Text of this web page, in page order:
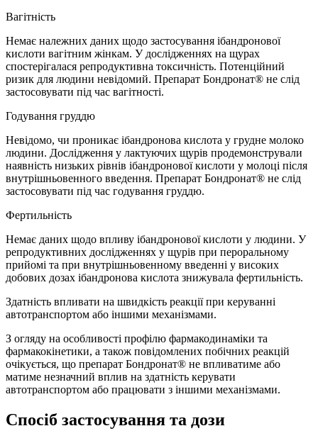
Вагітність
Немає належних даних щодо застосування ібандронової
кислоти вагітним жінкам. У дослідженнях на щурах
спостерігалася репродуктивна токсичність. Потенційний
ризик для людини невідомий. Препарат Бондронат® не слід
застосовувати під час вагітності.
Годування груддю
Невідомо, чи проникає ібандронова кислота у грудне молоко
людини. Дослідження у лактуючих щурів продемонстрували
наявність низьких рівнів ібандронової кислоти у молоці після
внутрішньовенного введення. Препарат Бондронат® не слід
застосовувати під час годування груддю.
Фертильність
Немає даних щодо впливу ібандронової кислоти у людини. У
репродуктивних дослідженнях у щурів при пероральному
прийомі та при внутрішньовенному введенні у високих
добових дозах ібандронова кислота знижувала фертильність.
Здатність впливати на швидкість реакції при керуванні
автотранспортом або іншими механізмами.
З огляду на особливості профілю фармакодинаміки та
фармакокінетики, а також повідомлених побічних реакцій
очікується, що препарат Бондронат® не впливатиме або
матиме незначний вплив на здатність керувати
автотранспортом або працювати з іншими механізмами.
Спосіб застосування та дози